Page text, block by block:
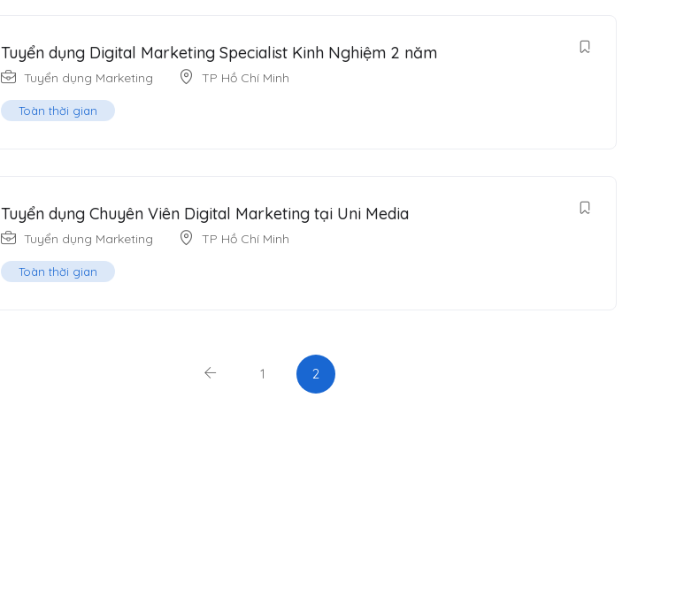
Tuyển dụng Digital Marketing Specialist Kinh Nghiệm 2 năm
Tuyển dụng Marketing TP Hồ Chí Minh
Toàn thời gian
Tuyển dụng Chuyên Viên Digital Marketing tại Uni Media
Tuyển dụng Marketing TP Hồ Chí Minh
Toàn thời gian
1 2